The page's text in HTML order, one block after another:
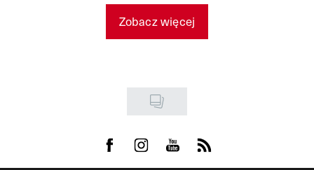
Zobacz więcej
Visit us on Facebook
Visit us on Instagram
Visit us on Youtube
Visit us on Rss